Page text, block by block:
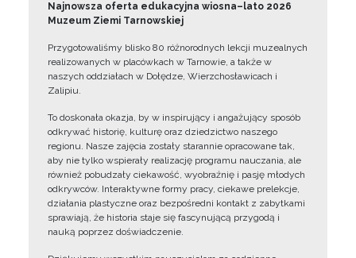
Najnowsza oferta edukacyjna wiosna–lato 2026
Muzeum Ziemi Tarnowskiej
Przygotowaliśmy blisko 80 różnorodnych lekcji muzealnych
realizowanych w placówkach w Tarnowie, a także w
naszych oddziałach w Dołędze, Wierzchosławicach i
Zalipiu.
To doskonała okazja, by w inspirujący i angażujący sposób
odkrywać historię, kulturę oraz dziedzictwo naszego
regionu. Nasze zajęcia zostały starannie opracowane tak,
aby nie tylko wspierały realizację programu nauczania, ale
również pobudzały ciekawość, wyobraźnię i pasję młodych
odkrywców. Interaktywne formy pracy, ciekawe prelekcje,
działania plastyczne oraz bezpośredni kontakt z zabytkami
sprawiają, że historia staje się fascynującą przygodą i
nauką poprzez doświadczenie.